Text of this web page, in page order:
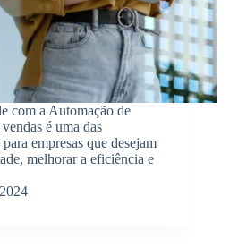
com a Automação de
é uma das
empresas que desejam
melhorar a eficiência e